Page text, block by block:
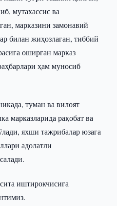
мутахассис ва
марказини замонавий
билан жиҳозлаган, тиббий
оширган марказ
ҳам муносиб
туман ва вилоят
марказларида рақобат ва
яхши тажрибалар юзага
адолатли
иштирокчисига